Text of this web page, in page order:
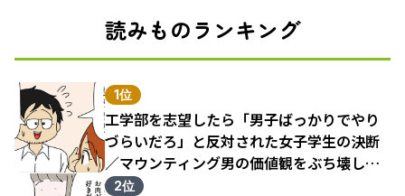
読みものランキング
1位
工学部を志望したら「男子ばっかりでやり
づらいだろ」と反対された女子学生の決断
／マウンティング男の価値観をぶち壊した
結果（1）
2位